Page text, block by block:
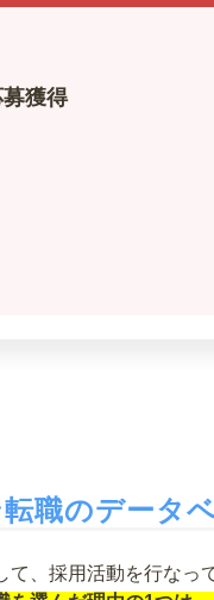
獲得
職のデータ
て、採用活動を行な